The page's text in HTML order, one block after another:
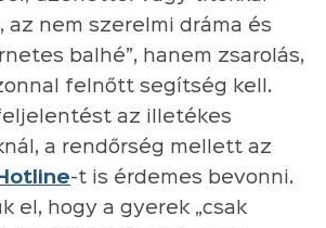
az nem szerelmi dráma és
balhé”, hanem zsarolás,
felnőtt segítség kell.
az illetékes
a rendőrség mellett az
-t is érdemes bevonni.
el, hogy a gyerek „csak